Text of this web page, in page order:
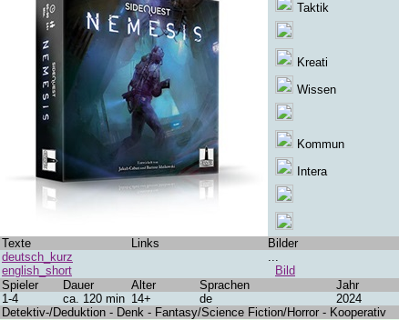
Taktik
Kreati
Wissen
Kommun
Intera
Texte Links
Bilder
deutsch_kurz
english_short
...
Bild
Spieler
Dauer Alter Sprachen
Jahr
1-4
ca. 120 min 14+ de
2024
Detektiv-/Deduktion - Denk - Fantasy/Science Fiction/Horror - Kooperativ